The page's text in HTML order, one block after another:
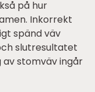
på hur
Inkorrekt
spänd väv
slutresultatet
av stomväv ingår